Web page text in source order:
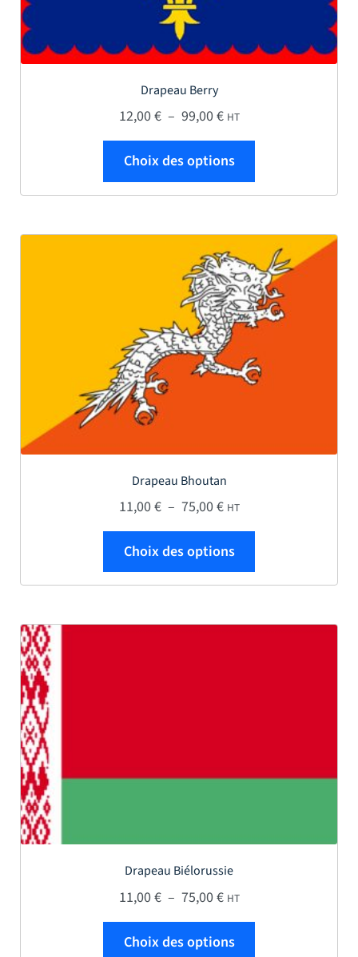
Drapeau Berry
12,00€ – 99,00€Plage de prix : 12,00 €
HT
Choix des options
Drapeau Bhoutan
11,00€ – 75,00€Plage de prix : 11,00 €
HT
Choix des options
Drapeau Biélorussie
11,00€ – 75,00€Plage de prix : 11,00 €
HT
Choix des options